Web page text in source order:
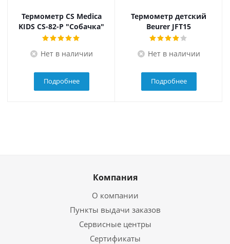
Термометр CS Medica
KIDS CS-82-P "Собачка"
Нет в наличии
Подробнее
Термометр детский
Beurer JFT15
Нет в наличии
Подробнее
Компания
О компании
Пункты выдачи заказов
Сервисные центры
Сертификаты